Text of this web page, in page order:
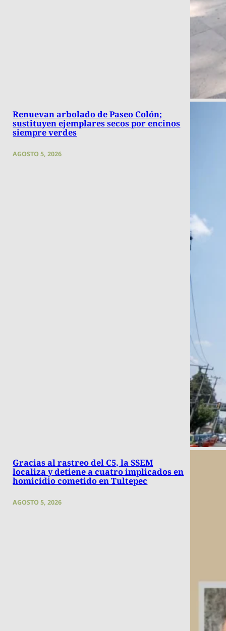
Renuevan arbolado de Paseo Colón;
sustituyen ejemplares secos por encinos
siempre verdes
AGOSTO 5, 2026
Gracias al rastreo del C5, la SSEM
localiza y detiene a cuatro implicados en
homicidio cometido en Tultepec
AGOSTO 5, 2026